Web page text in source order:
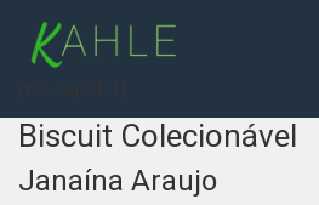
Biscuit Colecionável
Janaína Araujo